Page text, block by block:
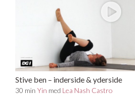
Stive ben – inderside & yderside
30 minYin med Lea Nash Castro